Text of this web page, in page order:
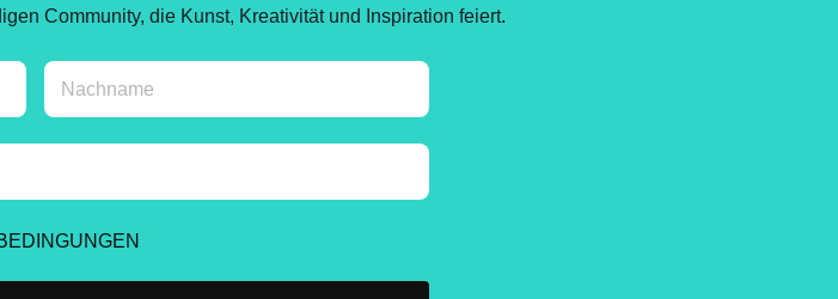
Community, die Kunst, Kreativität und Inspiration feiert.